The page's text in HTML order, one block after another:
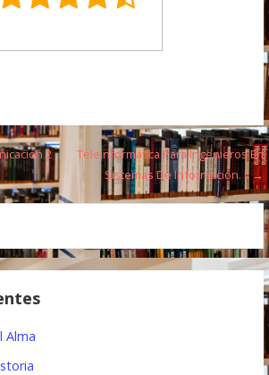
2
Teleinformática Para Ingenieros En
Sistemas De Información. Ii →
Alma